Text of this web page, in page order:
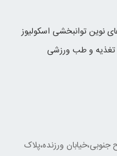
نوین توانبخشی اسکولیوز
تغذیه و طب ورزشی
ورزنده،پلاک